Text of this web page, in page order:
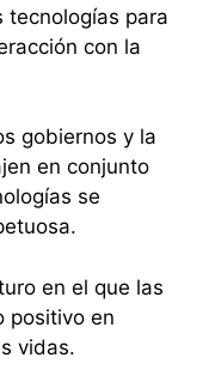
tecnologías para
con la
gobiernos y la
en conjunto
se
en el que las
positivo en
vidas.